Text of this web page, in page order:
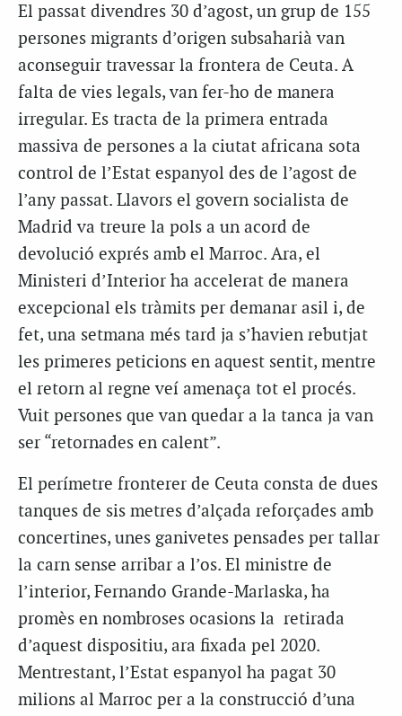
El passat divendres 30 d’agost, un grup de 155
persones migrants d’origen subsaharià van
aconseguir travessar la frontera de Ceuta. A
falta de vies legals, van fer-ho de manera
irregular. Es tracta de la primera entrada
massiva de persones a la ciutat africana sota
control de l’Estat espanyol des de l’agost de
l’any passat. Llavors el govern socialista de
Madrid va treure la pols a un acord de
devolució exprés amb el Marroc. Ara, el
Ministeri d’Interior ha accelerat de manera
excepcional els tràmits per demanar asil i, de
fet, una setmana més tard ja s’havien rebutjat
les primeres peticions en aquest sentit, mentre
el retorn al regne veí amenaça tot el procés.
Vuit persones que van quedar a la tanca ja van
ser “retornades en calent”.
El perímetre fronterer de Ceuta consta de dues
tanques de sis metres d’alçada reforçades amb
concertines, unes ganivetes pensades per tallar
la carn sense arribar a l’os. El ministre de
l’interior, Fernando Grande-Marlaska, ha
promès en nombroses ocasions la retirada
d’aquest dispositiu, ara fixada pel 2020.
Mentrestant, l’Estat espanyol ha pagat 30
milions al Marroc per a la construcció d’una